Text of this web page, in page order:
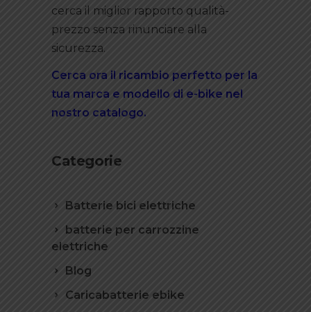
cerca il miglior rapporto qualità-
prezzo senza rinunciare alla
sicurezza.
Cerca ora il ricambio perfetto per la
tua marca e modello di e-bike nel
nostro catalogo.
Categorie
Batterie bici elettriche
batterie per carrozzine
elettriche
Blog
Caricabatterie ebike